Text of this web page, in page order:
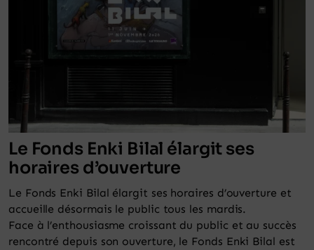
Le Fonds Enki Bilal élargit ses
horaires d’ouverture
Le Fonds Enki Bilal élargit ses horaires d’ouverture et
accueille désormais le public tous les mardis.
Face à l’enthousiasme croissant du public et au succès
rencontré depuis son ouverture, le Fonds Enki Bilal est